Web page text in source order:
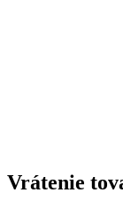
Vrátenie